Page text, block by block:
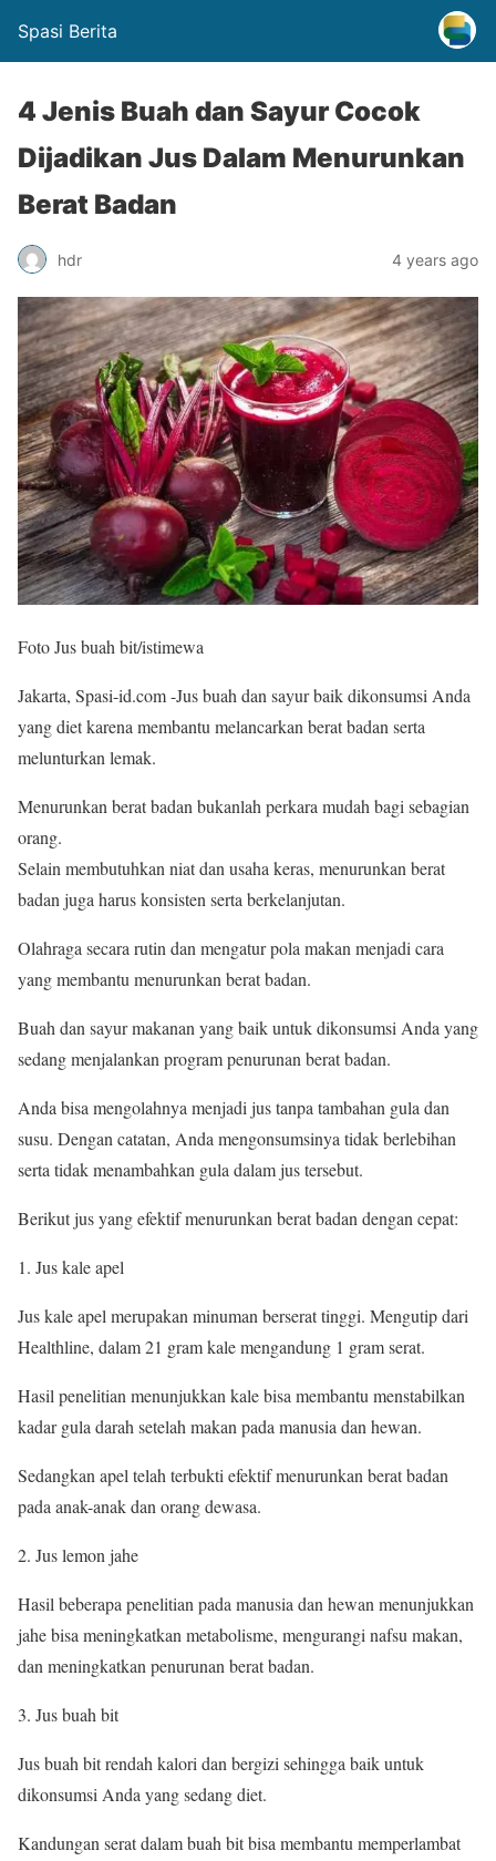
Spasi Berita
4 Jenis Buah dan Sayur Cocok
Dijadikan Jus Dalam Menurunkan
Berat Badan
hdr 4 years ago
Foto Jus buah bit/istimewa
Jakarta, Spasi-id.com -Jus buah dan sayur baik dikonsumsi Anda
yang diet karena membantu melancarkan berat badan serta
melunturkan lemak.
Menurunkan berat badan bukanlah perkara mudah bagi sebagian
orang.
Selain membutuhkan niat dan usaha keras, menurunkan berat
badan juga harus konsisten serta berkelanjutan.
Olahraga secara rutin dan mengatur pola makan menjadi cara
yang membantu menurunkan berat badan.
Buah dan sayur makanan yang baik untuk dikonsumsi Anda yang
sedang menjalankan program penurunan berat badan.
Anda bisa mengolahnya menjadi jus tanpa tambahan gula dan
susu. Dengan catatan, Anda mengonsumsinya tidak berlebihan
serta tidak menambahkan gula dalam jus tersebut.
Berikut jus yang efektif menurunkan berat badan dengan cepat:
Jus kale apel
Jus kale apel merupakan minuman berserat tinggi. Mengutip dari
Healthline, dalam 21 gram kale mengandung 1 gram serat.
Hasil penelitian menunjukkan kale bisa membantu menstabilkan
kadar gula darah setelah makan pada manusia dan hewan.
Sedangkan apel telah terbukti efektif menurunkan berat badan
pada anak-anak dan orang dewasa.
Jus lemon jahe
Hasil beberapa penelitian pada manusia dan hewan menunjukkan
jahe bisa meningkatkan metabolisme, mengurangi nafsu makan,
dan meningkatkan penurunan berat badan.
Jus buah bit
Jus buah bit rendah kalori dan bergizi sehingga baik untuk
dikonsumsi Anda yang sedang diet.
Kandungan serat dalam buah bit bisa membantu memperlambat